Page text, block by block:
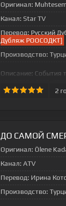
Оригинал:
Канал: Star TV
Перевод: Русский
Дубляж РООСОДКТ]
Производство:
Описание: События
начнутся с того,
Султана Ахмеда. 2
ДО САМОЙ
Оригинал: Ölene
Канал: ATV
Перевод: Ирина
Производство: